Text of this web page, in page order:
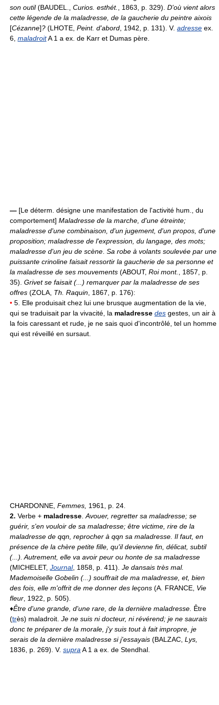
son outil(BAUDEL., Curios. esthét. , 1863, p. 329). D'où vient alors
cette légende de la maladresse, de la gaucherie du peintre aixois
[Cézanne]? (LHOTE, Peint. d'abord , 1942, p. 131). V. adresse ex.
6, maladroitA 1 a ex. de Karr et Dumas père.
— [Le déterm. désigne une manifestation de l'activité hum., du
comportement] Maladresse de la marche, d'une étreinte;
maladresse d'une combinaison, d'un jugement, d'un propos, d'une
proposition; maladresse de l'expression, du langage, des mots;
maladresse d'un jeu de scène Sa robe à volants soulevée par une
puissante crinoline faisait ressortir la gaucherie de sa personne et
la maladresse de ses mouvements (ABOUT, Roi mont.
, 1857, p.
35). Grivet se faisait (...) remarquer par la maladresse de ses
offres (ZOLA, Th. Raquin , 1867, p. 176):
• 5. Elle produisait chez lui une brusque augmentation de la vie,
qui se traduisait par la vivacité, la maladresse des gestes, un air à
la fois caressant et rude, je ne sais quoi d'incontrôlé, tel un homme
qui est réveillé en sursaut.
CHARDONNE, Femmes, 1961, p. 24.
2. Verbe + maladresse Avouer, regretter sa maladresse; se
guérir, s'en vouloir de sa maladresse; être victime, rire de la
maladresse de qqn, reprocher à qqn sa maladresse. Il faut, en
présence de la chère petite fille, qu'il devienne fin, délicat, subtil
(...). Autrement, elle va avoir peur ou honte de sa maladresse
(MICHELET, Journal, 1858, p. 411). Je dansais très mal.
Mademoiselle Gobelin (...) souffrait de ma maladresse, et, bien
des fois, elle m'offrit de me donner des leçons (A. FRANCE, Vie
fleur , 1922, p. 505).
♦Être d'une grande, d'une rare, de la dernière maladresse. Être
(très) maladroit. Je ne suis ni docteur, ni révérend; je ne saurais
donc te préparer de la morale, j'y suis tout à fait impropre, je
serais de la dernière maladresse si j'essayais (BALZAC, Lys,
1836, p. 269). V. supra A 1 a ex. de Stendhal.